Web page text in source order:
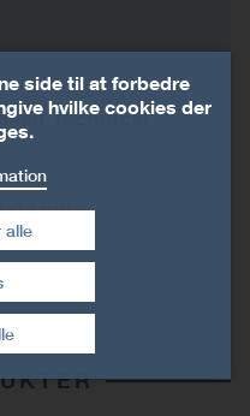
Technical
12.pdf
side til at forbedre
hvilke cookies der
alle
tilbage